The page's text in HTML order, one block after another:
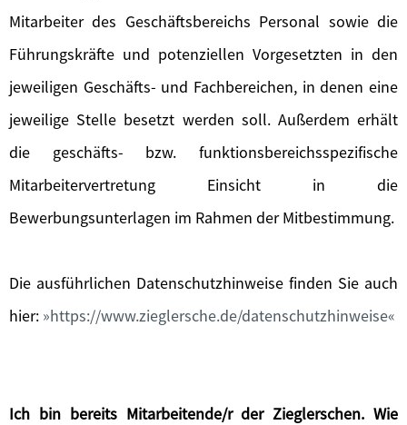
Mitarbeiter des Geschäftsbereichs Personal sowie die
Führungskräfte und potenziellen Vorgesetzten in den
jeweiligen Geschäfts- und Fachbereichen, in denen eine
jeweilige Stelle besetzt werden soll. Außerdem erhält
die geschäfts- bzw. funktionsbereichsspezifische
Mitarbeitervertretung Einsicht in die
Bewerbungsunterlagen im Rahmen der Mitbestimmung.
Die ausführlichen Datenschutzhinweise finden Sie auch
hier: https://www.zieglersche.de/datenschutzhinweise
Ich bin bereits Mitarbeitende/r der Zieglerschen. Wie